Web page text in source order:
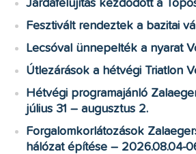
Járdafelújítás kezdődött a
Fesztivált rendeztek a bazitai
Lecsóval ünnepelték a nyarat
Útlezárások a hétvégi Triatlon
Hétvégi programajánló
július 31 – augusztus 2.
Forgalomkorlátozások
hálózat építése – 2026.08.04-